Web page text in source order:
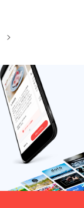
ラウド
ファン
ディン
グでは
ありま
せん。
サイ
ズ：
W85xH
53mm
、材
質：プ
ラス
チック
※プロモ
ツイー
トス
カーサ
イズ：
れた者
だけが
戦う世
界～』
どれに
なるか
は友浦
にお任
せくだ
さい。
※HP掲
載は最
低一
年、そ
>